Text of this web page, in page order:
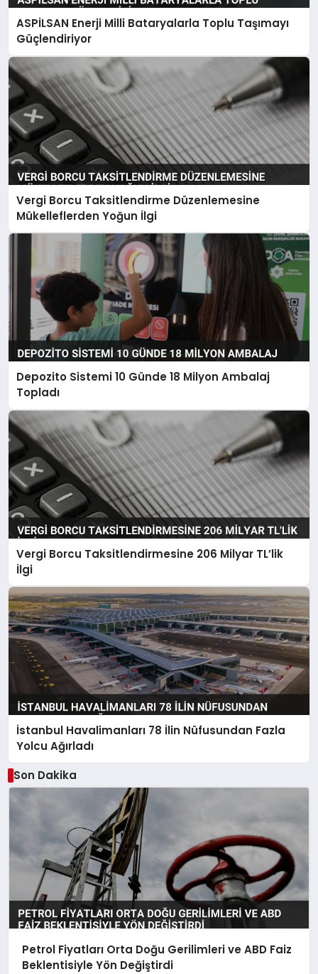
ASPİLSAN Enerji Milli Bataryalarla Toplu Taşımayı
Güçlendiriyor
Vergi Borcu Taksitlendirme Düzenlemesine
Mükelleflerden Yoğun İlgi
Depozito Sistemi 10 Günde 18 Milyon Ambalaj
Topladı
Vergi Borcu Taksitlendirmesine 206 Milyar TL’lik
İlgi
İstanbul Havalimanları 78 İlin Nüfusundan Fazla
Yolcu Ağırladı
Son Dakika
Petrol Fiyatları Orta Doğu Gerilimleri ve ABD Faiz
Beklentisiyle Yön Değiştirdi